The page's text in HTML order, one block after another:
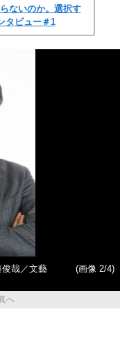
ないのか。選択す
タビュー＃1
哉／文藝
(画像 2/4)
へ